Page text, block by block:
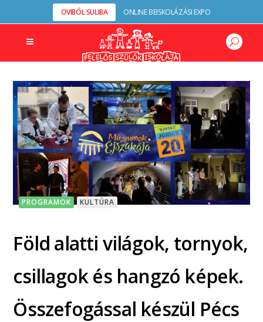
OVIBÓL SULIBA ONLINE BEISKOLÁZÁSI EXPO
PROGRAMOK KULTÚRA
Föld alatti világok, tornyok,
csillagok és hangzó képek.
Összefogással készül Pécs